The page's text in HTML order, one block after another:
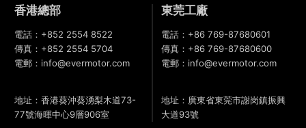
香港總部
電話： +852 2554 8522
傳真： +852 2554 5704
電郵： info@evermotor.com
地址：香港葵沖葵湧梨木道73-
77號海暉中心9層906室
東莞工廠
電話： +86 769-87680601
傳真： +86 769-87680600
電郵： info@evermotor.com
地址：廣東省東莞市謝岗鎮振興
大道93號